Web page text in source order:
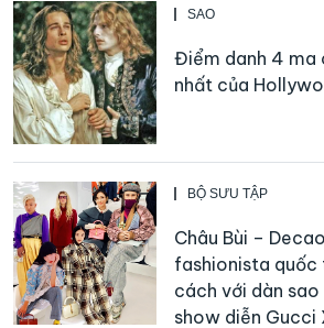
SAO
Điểm danh 4 ma
nhất của
BỘ SƯU TẬP
Châu Bùi –
fashionista quốc
cách với dàn
show diễn Gucci